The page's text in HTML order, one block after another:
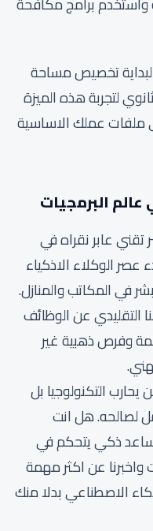
تخصيص مساحة
لتجربة هذه الميزة
ملفات عملك الاساسية
البرمجيات
تقني عابر نقراه في
الوكلاء الاذكياء
في المكاتب والمنازل.
التقليدي عن الوظائف
وفرص ذهبية غير
التكنولوجيا بل
لصالحه. هل انت
ذكي يتحكم في
واخبرنا عن اكثر مهمة
الاصطناعي بدلا منك